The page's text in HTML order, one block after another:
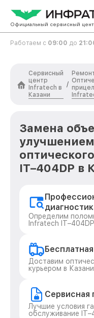
Официальный сервисный
Работаем с 09:00 до
Сервисный
центр
Infratech в
Казани
/
Замена
IT–404DP в
Определим
Infratech
Доставим
курьером в
Сервисная
Лучшие условия
обслуживание